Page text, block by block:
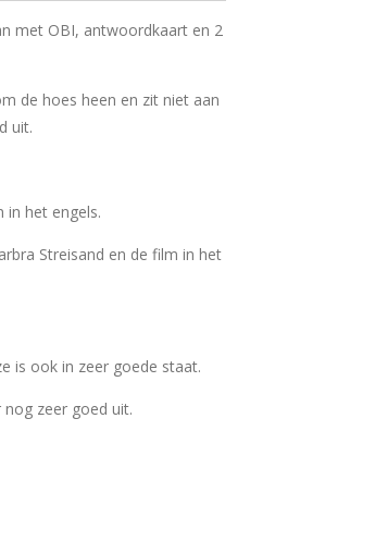
met OBI, antwoordkaart en 2
de hoes heen en zit niet aan
uit.
in het engels.
Streisand en de film in het
is ook in zeer goede staat.
zeer goed uit.